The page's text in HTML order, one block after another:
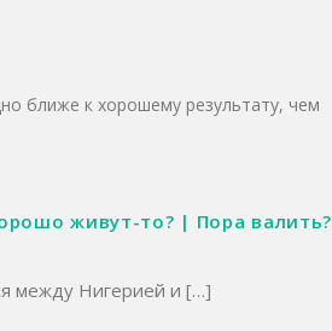
ближе к хорошему результату, чем
живут-то? | Пора валить?
между Нигерией и […]